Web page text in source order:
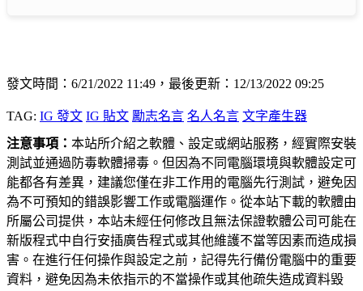
發文時間：6/21/2022 11:49，最後更新：12/13/2022 09:25
TAG: IG 發文 IG 貼文 勵志名言 名人名言 文字產生器
注意事項： 本站所介紹之軟體、設定或網站服務，經實際安裝
測試並通過防毒軟體掃毒。但因為不同電腦環境與軟體設定可
能都各有差異，建議您僅在非工作用的電腦先行測試，避免因
為不可預知的錯誤影響工作或電腦運作。從本站下載的軟體由
所屬公司提供，本站未經任何修改且無法保證軟體公司可能在
新版程式中自行安插廣告程式或其他維護不當等因素而造成損
害。在進行任何操作與設定之前，記得先行備份電腦中的重要
資料，避免因為未依指示的不當操作或其他疏失造成資料毀